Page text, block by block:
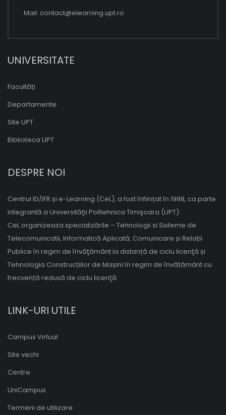
Mail: contact@elearning.upt.ro
UNIVERSITATE
Facultăți
Departamente
Site UPT
Biblioteca UPT
DESPRE NOI
Centrul ID/IFR și e-Learning (CeL), a fost înființat în 1998, ca parte
integrantă a Universităţii Politehnica Timişoara (UPT).
CeL organizeaza specializările – Tehnologii si Sisteme de
Telecomunicatii, Informatică Aplicată, Comunicare și Relații
Publice în regim de învăţământ la distanță de ciclu licenţă și
Tehnologia Construcțiilor de Mașini în regim de învățământ cu
frecvență redusă de ciclu licenţă.
LINK-URI UTILE
Campus Virtual
Site vechi
Centre
UniCampus
Termeni de utilizare